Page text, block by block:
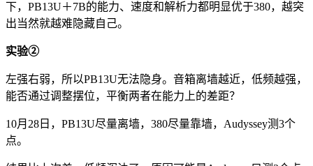
下，PB13U＋7B的能力、速度和解析力都明显优于380，越突
出当然就越难隐藏自己。
实验②
左强右弱，所以PB13U无法隐身。音箱离墙越近，低频越强，
能否通过调整摆位，平衡两者在能力上的差距？
10月28日，PB13U尽量离墙，380尽量靠墙，Audyssey测3个
点。